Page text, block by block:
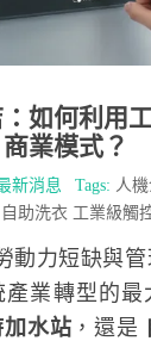
如何利用
業模式？
新消息 Tags: 人
自助洗衣 工業級觸
動力短缺與
業轉型的最
加水站 ，還是